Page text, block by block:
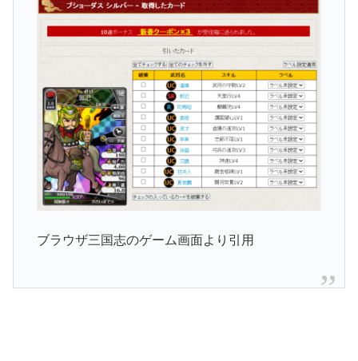
ブラウザ三国志のゲーム画面より引用